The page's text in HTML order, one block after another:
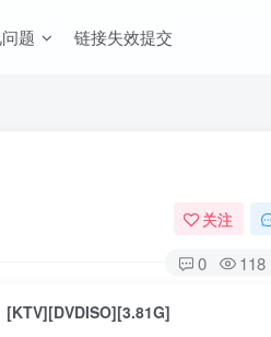
题 链接失效提交
关注
0 118
[KTV][DVDISO][3.81G]